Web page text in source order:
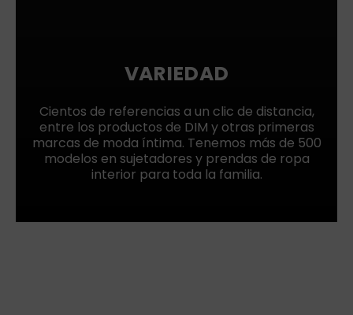
VARIEDAD
Cientos de referencias a un clic de distancia,
entre los productos de DIM y otras primeras
marcas de moda íntima. Tenemos más de 500
modelos en sujetadores y prendas de ropa
interior para toda la familia.